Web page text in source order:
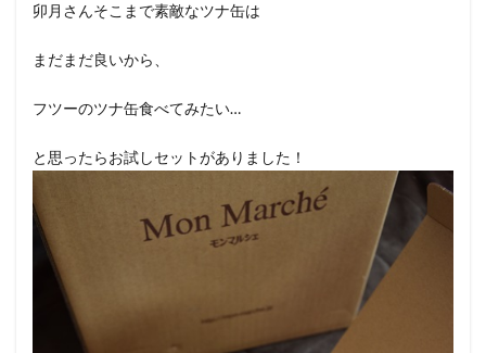
卯月さんそこまで素敵なツナ缶は
まだまだ良いから、
フツーのツナ缶食べてみたい…
と思ったらお試しセットがありました！